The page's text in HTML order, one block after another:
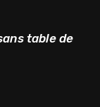
table de